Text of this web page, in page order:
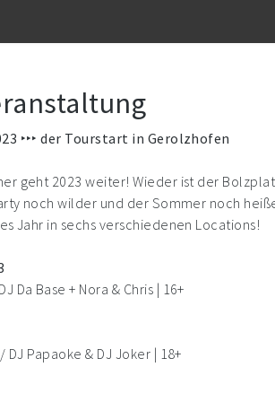
‣‣‣ der Tourstart in Gerolzhofen
geht 2023 weiter! Wieder ist der
noch wilder und der Sommer noch
Jahr in sechs verschiedenen Locations!
Da Base + Nora & Chris | 16+
Papaoke & DJ Joker | 18+